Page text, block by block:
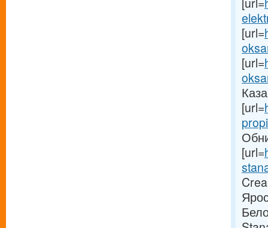
[url=
[url=
[url=
[url=